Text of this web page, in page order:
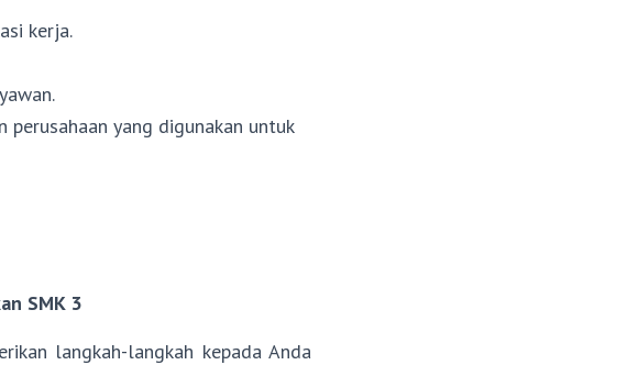
kerja.
yang digunakan untuk
SMK 3
langkah-langkah kepada Anda